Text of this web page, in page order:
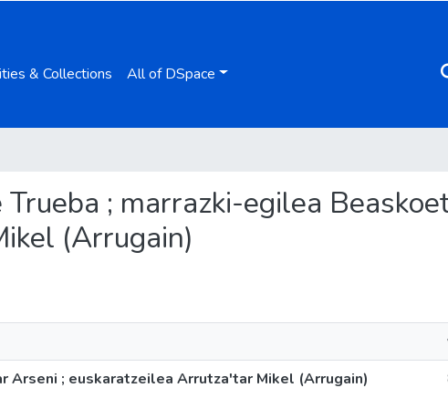
& Collections All of DSpace
; marrazki-egilea
(Arrugain)
; euskaratzeilea Arrutza'tar Mikel (Arrugain)